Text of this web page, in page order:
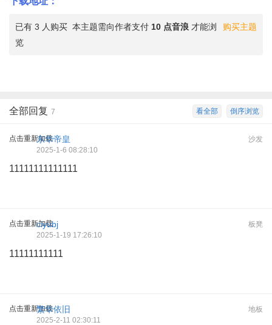
购买主题
已有 3 人购买 本主题需向作者支付 10 点音浪 才能浏
览
倒序浏览
看全部
全部回复 7
点击重新加载 沙发
东华帝皇
2025-1-6 08:28:10
11111111111111
点击重新加载 板凳
ciyubj
2025-1-19 17:26:10
11111111111
点击重新加载 地板
繁华依旧
2025-2-11 02:30:11